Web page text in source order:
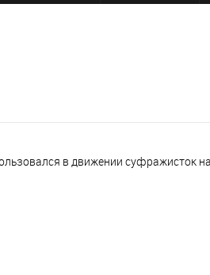
в движении суфражисток